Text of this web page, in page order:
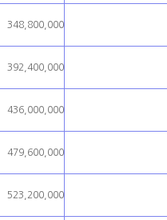
348,800,000
392,400,000
436,000,000
479,600,000
523,200,000